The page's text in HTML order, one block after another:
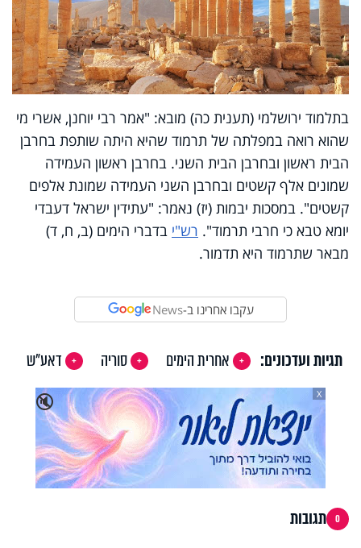
בתלמוד ירושלמי (תענית כה) מובא: "אמר רבי יוחנן, אשרי מי
שהוא רואה במפלתה של תרמוד שהיא היתה שותפת בחרבן
הבית ראשון ובחרבן הבית השני. בחרבן ראשון העמידה
שמונים אלף קשטים ובחרבן השני העמידה שמונת אלפים
קשטים". במסכות יבמות (יז) נאמר: "עתידין ישראל דעבדי
יומא טבא כי חרבי תרמוד". רש"י בדברי הימים (ב, ח, ד)
מבאר שתרמוד היא תדמור.
עקבו אחרינו ב-News
תגיות ועדכונים: אחרית הימים סוריה
דאע"ש
🔇
X
0 תגובות